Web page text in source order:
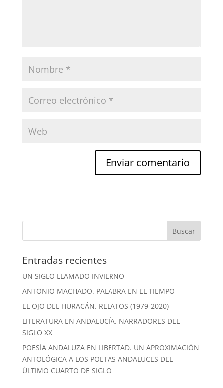
Entradas recientes
UN SIGLO LLAMADO INVIERNO
ANTONIO MACHADO. PALABRA EN EL TIEMPO
EL OJO DEL HURACÁN. RELATOS (1979-2020)
LITERATURA EN ANDALUCÍA. NARRADORES DEL
SIGLO XX
POESÍA ANDALUZA EN LIBERTAD. UN APROXIMACIÓN
ANTOLÓGICA A LOS POETAS ANDALUCES DEL
ÚLTIMO CUARTO DE SIGLO